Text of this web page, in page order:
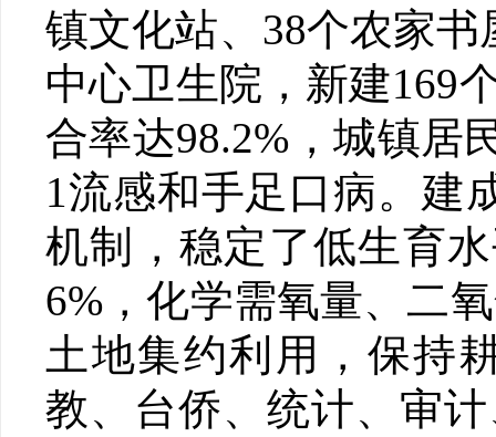
镇文化站、38个农家
中心卫生院，新建169
合率达98.2%，城镇居
1流感和手足口病。建
机制，稳定了低生育
6%，化学需氧量、二
土地集约利用，保持
教、台侨、统计、审